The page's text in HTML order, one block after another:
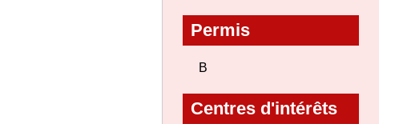
Permis
B
Centres d'intérêts